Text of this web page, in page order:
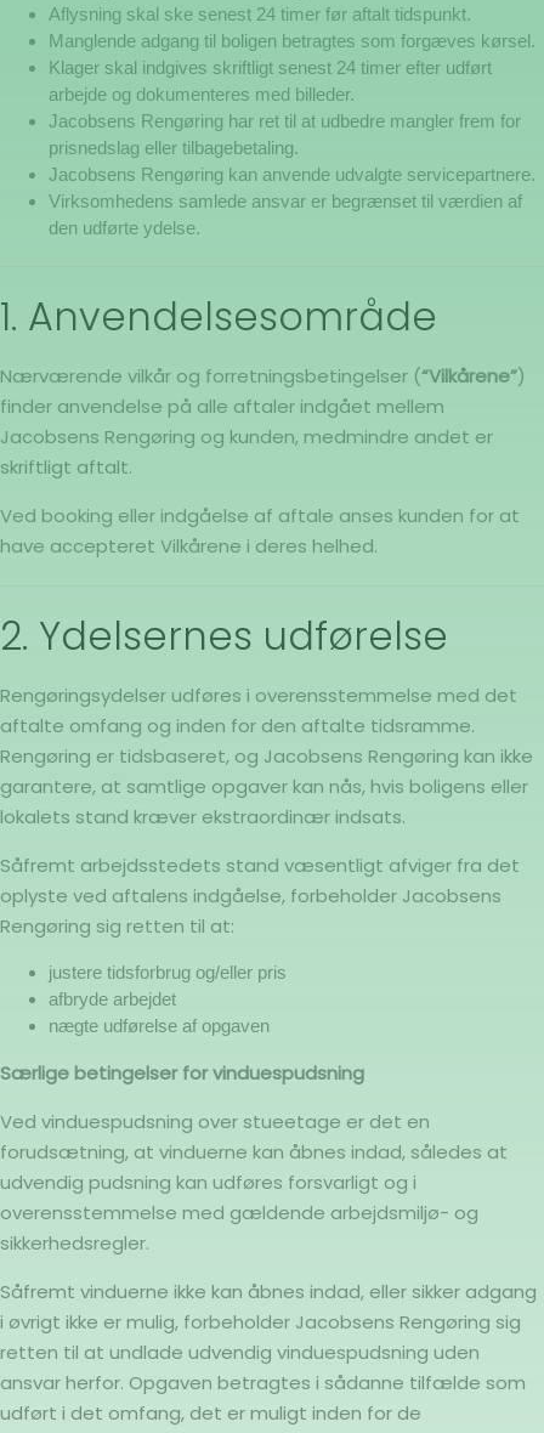
Aflysning skal ske senest 24 timer før aftalt tidspunkt.
Manglende adgang til boligen betragtes som forgæves kørsel.
Klager skal indgives skriftligt senest 24 timer efter udført
arbejde og dokumenteres med billeder.
Jacobsens Rengøring har ret til at udbedre mangler frem for
prisnedslag eller tilbagebetaling.
Jacobsens Rengøring kan anvende udvalgte servicepartnere.
Virksomhedens samlede ansvar er begrænset til værdien af
den udførte ydelse.
1. Anvendelsesområde
Nærværende vilkår og forretningsbetingelser (“Vilkårene”)
finder anvendelse på alle aftaler indgået mellem
Jacobsens Rengøring og kunden, medmindre andet er
skriftligt aftalt.
Ved booking eller indgåelse af aftale anses kunden for at
have accepteret Vilkårene i deres helhed.
2. Ydelsernes udførelse
Rengøringsydelser udføres i overensstemmelse med det
aftalte omfang og inden for den aftalte tidsramme.
Rengøring er tidsbaseret, og Jacobsens Rengøring kan ikke
garantere, at samtlige opgaver kan nås, hvis boligens eller
lokalets stand kræver ekstraordinær indsats.
Såfremt arbejdsstedets stand væsentligt afviger fra det
oplyste ved aftalens indgåelse, forbeholder Jacobsens
Rengøring sig retten til at:
justere tidsforbrug og/eller pris
afbryde arbejdet
nægte udførelse af opgaven
Særlige betingelser for vinduespudsning
Ved vinduespudsning over stueetage er det en
forudsætning, at vinduerne kan åbnes indad, således at
udvendig pudsning kan udføres forsvarligt og i
overensstemmelse med gældende arbejdsmiljø- og
sikkerhedsregler.
Såfremt vinduerne ikke kan åbnes indad, eller sikker adgang
i øvrigt ikke er mulig, forbeholder Jacobsens Rengøring sig
retten til at undlade udvendig vinduespudsning uden
ansvar herfor. Opgaven betragtes i sådanne tilfælde som
udført i det omfang, det er muligt inden for de